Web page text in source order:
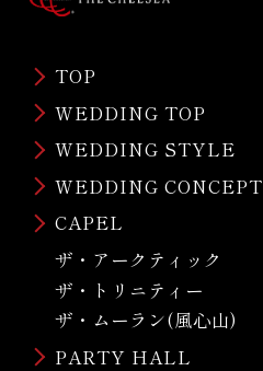
TOP
WEDDING TOP
WEDDING STYLE
WEDDING CONCEPT
CAPEL
ザ・アークティック
ザ・トリニティー
ザ・ムーラン(風心山)
PARTY HALL